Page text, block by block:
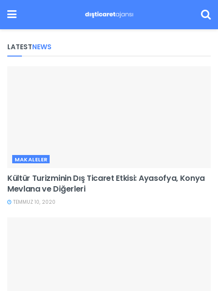
LATESTNEWS
MAKALELER
Kültür Turizminin Dış Ticaret Etkisi: Ayasofya, Konya
Mevlana ve Diğerleri
TEMMUZ 10, 2020